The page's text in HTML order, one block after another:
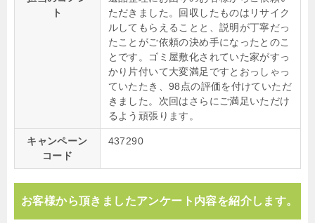
ト
ただきました。回収したものはリサイク
ルしてもらえることと、説明が丁寧だっ
たことがご依頼の決め手になったとのこ
とです。ゴミ屋敷化されていた家がすっ
かり片付いて大変満足ですとおっしゃっ
ていたたき、98点の評価を付けていただ
きました。次回はさらにご満足いただけ
るよう頑張ります。
キャンペーン
コード
437290
お客様から頂きましたアンケート内容を紹介します。